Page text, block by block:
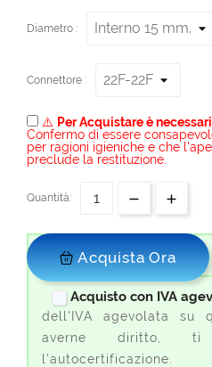
Diametro :
Connettore :
⚠️ Per Acquistare è
Confermo di essere
per ragioni igieniche e che
preclude la restituzione.
Quantità:
Acquista Ora
Acquisto con IVA
dell'IVA agevolata su
averne diritto, ti
l'autocertificazione.